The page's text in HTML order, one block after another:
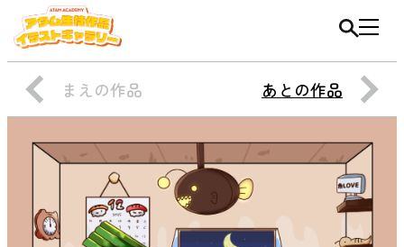
まえの作品 あとの作品